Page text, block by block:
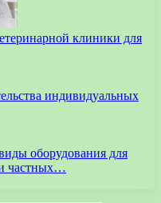
клиники для
индивидуальных
оборудования для
частных…